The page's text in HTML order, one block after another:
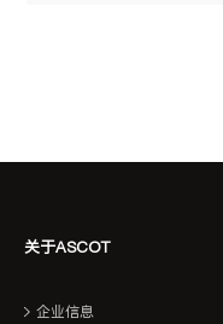
关于ASCOT
企业信息